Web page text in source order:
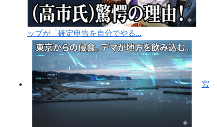
ップが「確定申告を自分でやる...
宮